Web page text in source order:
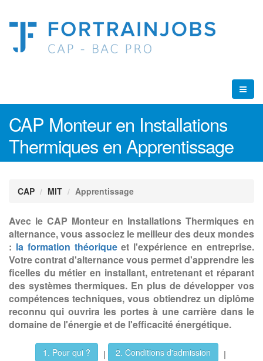
CAP Monteur en Installations
Thermiques en Apprentissage
CAP MIT Apprentissage
Avec le CAP Monteur en Installations Thermiques en
alternance, vous associez le meilleur des deux mondes
: la formation théoriqueet l'expérience en entreprise.
Votre contrat d'alternance vous permet d'apprendre les
ficelles du métier en installant, entretenant et réparant
des systèmes thermiques. En plus de développer vos
compétences techniques, vous obtiendrez un diplôme
reconnu qui ouvrira les portes à une carrière dans le
domaine de l'énergie et de l'efficacité énergétique.
1. Pour qui ? | 2. Conditions d'admission
|